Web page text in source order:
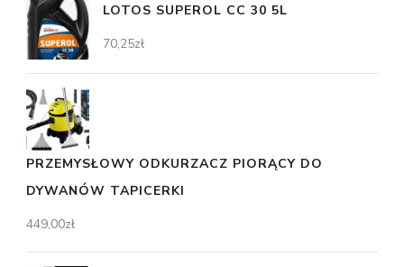
LOTOS SUPEROL CC 30 5L
70,25zł
PRZEMYSŁOWY ODKURZACZ PIORĄCY DO
DYWANÓW TAPICERKI
449,00zł